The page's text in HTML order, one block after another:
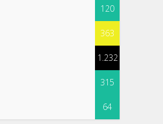
120
363
1.232
315
64